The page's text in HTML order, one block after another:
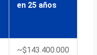
en 25 años
~$143.400.000